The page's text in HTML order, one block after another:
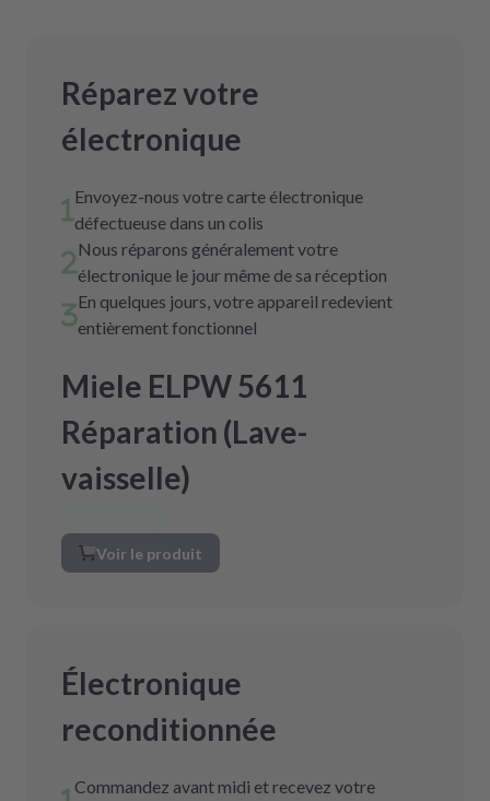
Réparez votre
électronique
Envoyez-nous votre carte électronique
défectueuse dans un colis
Nous réparons généralement votre
électronique le jour même de sa réception
En quelques jours, votre appareil redevient
entièrement fonctionnel
Miele ELPW 5611
Réparation (Lave-
vaisselle)
Voir le produit
Électronique
reconditionnée
Commandez avant midi et recevez votre